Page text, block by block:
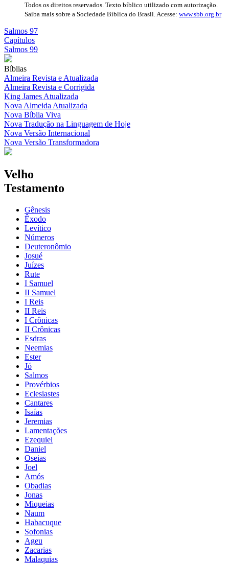
Todos os direitos reservados. Texto bíblico utilizado com autorização.
Saiba mais sobre a Sociedade Bíblica do Brasil. Acesse: www.sbb.org.br
Salmos 97
Capítulos
Salmos 99
Bíblias
Almeira Revista e Atualizada
Almeira Revista e Corrigida
King James Atualizada
Nova Almeida Atualizada
Nova Bíblia Viva
Nova Tradução na Linguagem de Hoje
Nova Versão Internacional
Nova Versão Transformadora
Velho
Testamento
Gênesis
Êxodo
Levítico
Números
Deuteronômio
Josué
Juízes
Rute
I Samuel
II Samuel
I Reis
II Reis
I Crônicas
II Crônicas
Esdras
Neemias
Ester
Jó
Salmos
Provérbios
Eclesiastes
Cantares
Isaías
Jeremias
Lamentações
Ezequiel
Daniel
Oseias
Joel
Amós
Obadias
Jonas
Miqueias
Naum
Habacuque
Sofonias
Ageu
Zacarias
Malaquias